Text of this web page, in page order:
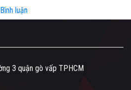
Bình luận
3 quận gò vấp TPHCM